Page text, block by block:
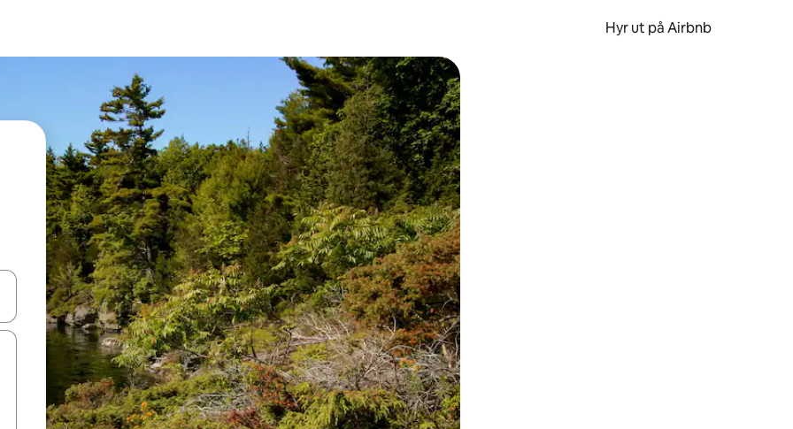
Hyr ut på Airbnb
och nedåtpilarna eller utforska genom att trycka eller svepa.